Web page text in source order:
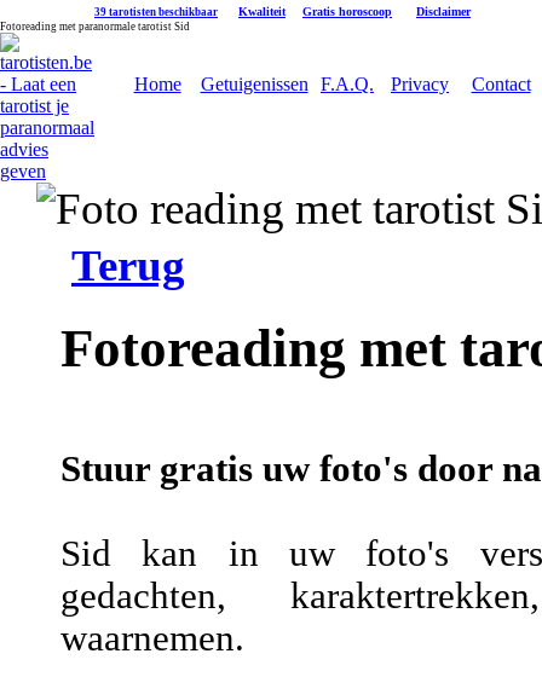
39 tarotisten beschikbaar Kwaliteit Gratis horoscoop Disclaimer
Fotoreading met paranormale tarotist Sid
Home Getuigenissen F.A.Q. Privacy Contact
Terug
Fotoreading met
Stuur gratis uw foto's door
Sid kan in uw foto's
gedachten,
waarnemen.